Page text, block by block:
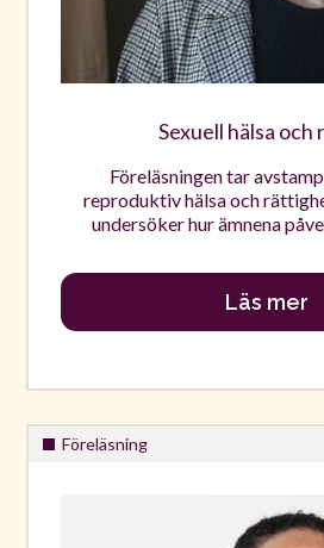
Sexuell hälsa och
Föreläsningen tar
reproduktiv hälsa och
undersöker hur ämnena
Läs mer
Föreläsning